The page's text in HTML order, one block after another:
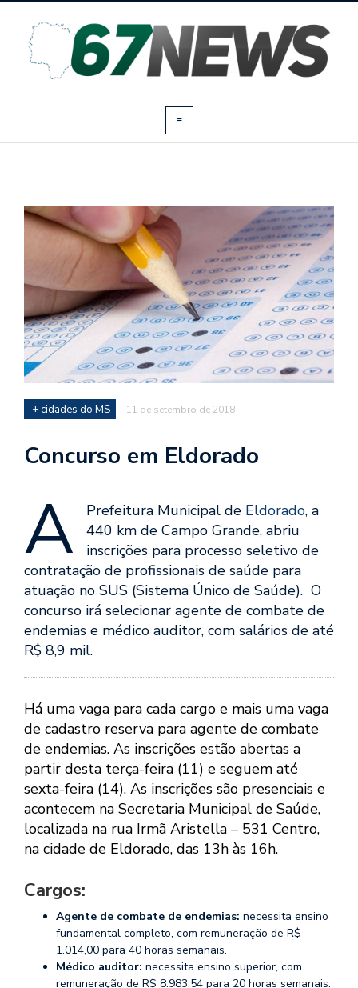
+ cidades do MS 11 de setembro de 2018
Concurso em Eldorado
A Prefeitura Municipal de Eldorado, a
440 km de Campo Grande, abriu
inscrições para processo seletivo de
contratação de profissionais de saúde para
atuação no SUS (Sistema Único de Saúde). O
concurso irá selecionar agente de combate de
endemias e médico auditor, com salários de até
R$ 8,9 mil.
Há uma vaga para cada cargo e mais uma vaga
de cadastro reserva para agente de combate
de endemias. As inscrições estão abertas a
partir desta terça-feira (11) e seguem até
sexta-feira (14). As inscrições são presenciais e
acontecem na Secretaria Municipal de Saúde,
localizada na rua Irmã Aristella – 531 Centro,
na cidade de Eldorado, das 13h às 16h.
Cargos:
Agente de combate de endemias: necessita ensino
fundamental completo, com remuneração de R$
1.014,00 para 40 horas semanais.
Médico auditor: necessita ensino superior, com
remuneração de R$ 8.983,54 para 20 horas semanais.